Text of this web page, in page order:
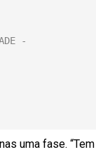
uma fase.